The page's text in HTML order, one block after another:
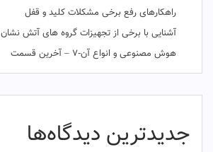
راهکارهای رفع برخی مشکلات کلید و قفل
آشنایی با برخی از تجهیزات گروه های آتش نشان
هوش مصنوعی و انواع آن-۷ – آخرین قسمت
جدیدترین دیدگاه‌ها